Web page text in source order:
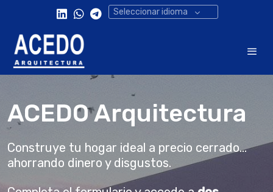
Seleccionar idioma
ACEDO Arquitectura
Construye tu hogar ideal a precio cerrado...
ahorrando dinero y disgustos.